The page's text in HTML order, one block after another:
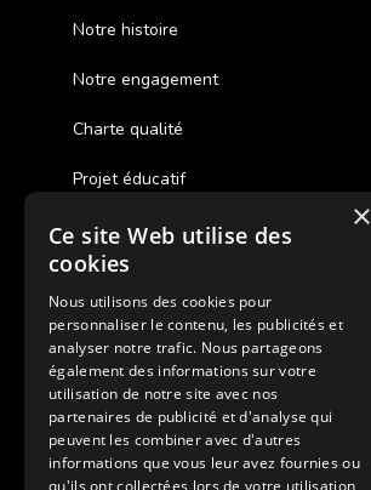
Notre histoire
Notre engagement
Charte qualité
Projet éducatif
Des colonies de vacances inclusives
Assurances annulations
Aides financières pour partir en colonie
Charte de confidentialité
Vacances Adaptées Adulte Supernova
×
Ce site Web utilise des
cookies
Nous utilisons des cookies pour
personnaliser le contenu, les publicités et
analyser notre trafic. Nous partageons
également des informations sur votre
utilisation de notre site avec nos
partenaires de publicité et d'analyse qui
peuvent les combiner avec d'autres
informations que vous leur avez fournies ou
qu'ils ont collectées lors de votre utilisation